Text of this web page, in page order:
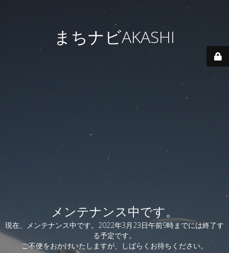
まちナビAKASHI
メンテナンス中です。
現在、メンテナンス中です。2022年3月23日午前9時までには終了す
る予定です。
ご不便をおかけいたしますが、しばらくお待ちください。